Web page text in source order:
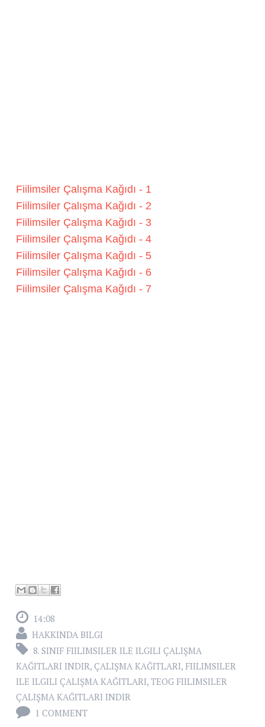
Fiilimsiler Çalışma Kağıdı - 1
Fiilimsiler Çalışma Kağıdı - 2
Fiilimsiler Çalışma Kağıdı - 3
Fiilimsiler Çalışma Kağıdı - 4
Fiilimsiler Çalışma Kağıdı - 5
Fiilimsiler Çalışma Kağıdı - 6
Fiilimsiler Çalışma Kağıdı - 7
14:08
HAKKINDA BILGI
8. SINIF FIILIMSILER ILE ILGILI ÇALIŞMA
KAĞITLARI INDIR, ÇALIŞMA KAĞITLARI, FIILIMSILER
ILE ILGILI ÇALIŞMA KAĞITLARI, TEOG FIILIMSILER
ÇALIŞMA KAĞITLARI INDIR
1 COMMENT